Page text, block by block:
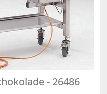
- 26486